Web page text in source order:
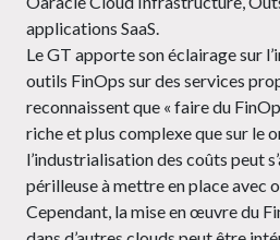
applications SaaS.
Le GT apporte son éclairage sur
outils FinOps sur des services
reconnaissent que « faire du
riche et plus complexe que sur le
l’industrialisation des coûts peut
périlleuse à mettre en place avec
Cependant, la mise en œuvre du